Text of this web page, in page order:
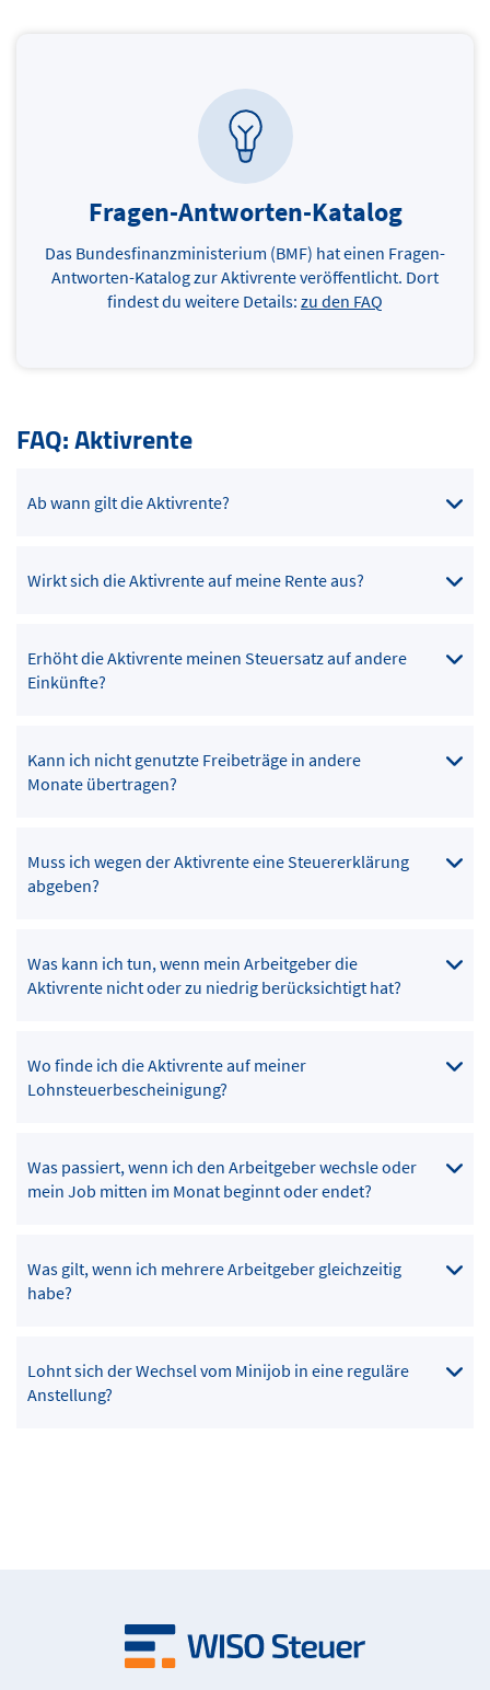
Fragen-Antworten-Katalog
Das Bundesfinanzministerium (BMF) hat einen Fragen-
Antworten-Katalog zur Aktivrente veröffentlicht. Dort
findest du weitere Details: zu den FAQ
FAQ: Aktivrente
Ab wann gilt die Aktivrente?
Wirkt sich die Aktivrente auf meine Rente aus?
Erhöht die Aktivrente meinen Steuersatz auf andere
Einkünfte?
Kann ich nicht genutzte Freibeträge in andere
Monate übertragen?
Muss ich wegen der Aktivrente eine Steuererklärung
abgeben?
Was kann ich tun, wenn mein Arbeitgeber die
Aktivrente nicht oder zu niedrig berücksichtigt hat?
Wo finde ich die Aktivrente auf meiner
Lohnsteuerbescheinigung?
Was passiert, wenn ich den Arbeitgeber wechsle oder
mein Job mitten im Monat beginnt oder endet?
Was gilt, wenn ich mehrere Arbeitgeber gleichzeitig
habe?
Lohnt sich der Wechsel vom Minijob in eine reguläre
Anstellung?